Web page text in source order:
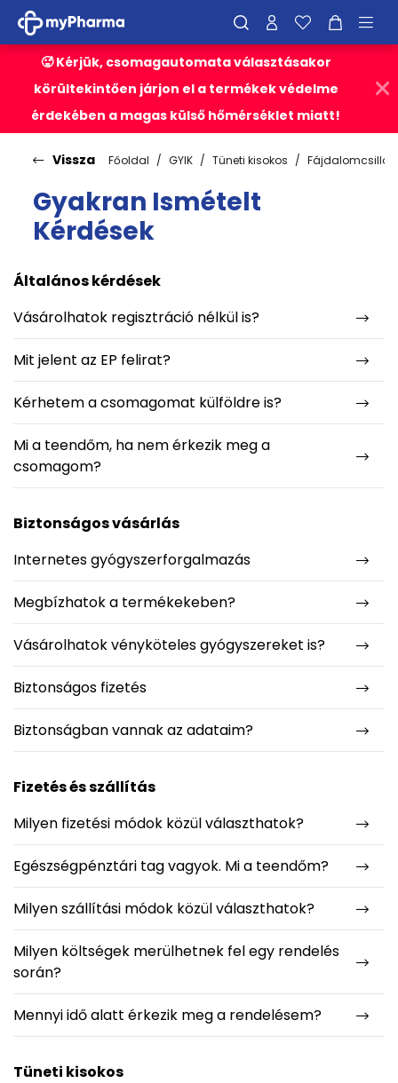
🥵 Kérjük, csomagautomata választásakor
körültekintően járjon el a termékek védelme
érdekében a magas külső hőmérséklet miatt!
Vissza Főoldal GYIK Tüneti kisokos
Gyakran Ismételt
Kérdések
Általános kérdések
Vásárolhatok regisztráció nélkül is?
Mit jelent az EP felirat?
Kérhetem a csomagomat külföldre is?
Mi a teendőm, ha nem érkezik meg a
csomagom?
Biztonságos vásárlás
Internetes gyógyszerforgalmazás
Megbízhatok a termékekeben?
Vásárolhatok vényköteles gyógyszereket is?
Biztonságos fizetés
Biztonságban vannak az adataim?
Fizetés és szállítás
Milyen fizetési módok közül választhatok?
Egészségpénztári tag vagyok. Mi a teendőm?
Milyen szállítási módok közül választhatok?
Milyen költségek merülhetnek fel egy rendelés
során?
Mennyi idő alatt érkezik meg a rendelésem?
Tüneti kisokos